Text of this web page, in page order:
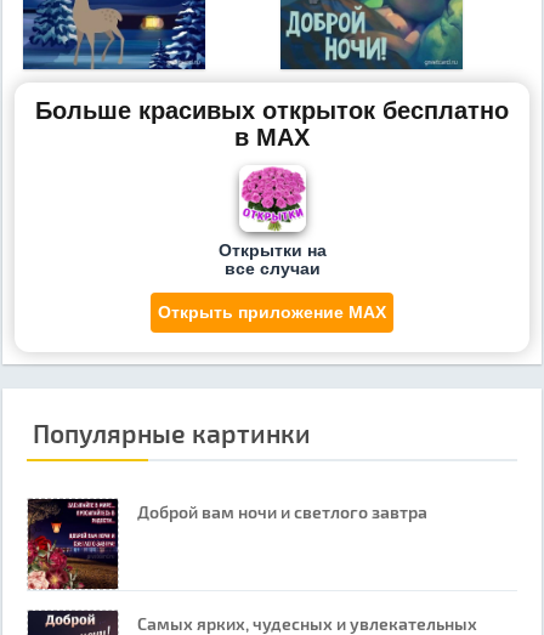
Больше красивых открыток бесплатно
в MAX
Открытки на
все случаи
Открыть приложение MAX
Популярные картинки
Доброй вам ночи и светлого завтра
Самых ярких, чудесных и увлекательных